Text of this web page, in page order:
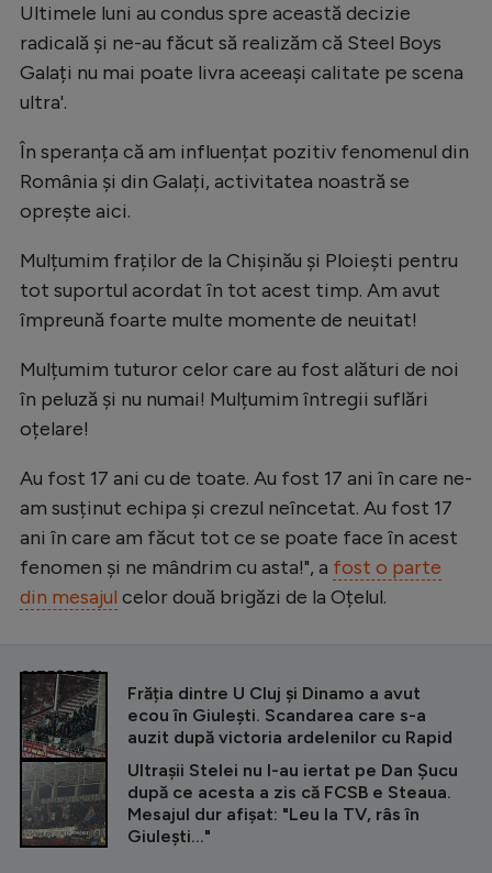
Ultimele luni au condus spre această decizie
radicală și ne-au făcut să realizăm că Steel Boys
Galați nu mai poate livra aceeași calitate pe scena
ultra'.
În speranța că am influențat pozitiv fenomenul din
România și din Galați, activitatea noastră se
oprește aici.
Mulțumim fraților de la Chișinău și Ploiești pentru
tot suportul acordat în tot acest timp. Am avut
împreună foarte multe momente de neuitat!
Mulțumim tuturor celor care au fost alături de noi
în peluză și nu numai! Mulțumim întregii suflări
oțelare!
Au fost 17 ani cu de toate. Au fost 17 ani în care ne-
am susținut echipa și crezul neîncetat. Au fost 17
ani în care am făcut tot ce se poate face în acest
fenomen și ne mândrim cu asta!", a fost o parte
din mesajul celor două brigăzi de la Oțelul.
CITEȘTE ȘI
Frăția dintre U Cluj și Dinamo a avut
ecou în Giulești. Scandarea care s-a
auzit după victoria ardelenilor cu Rapid
Ultrașii Stelei nu l-au iertat pe Dan Șucu
după ce acesta a zis că FCSB e Steaua.
Mesajul dur afișat: "Leu la TV, râs în
Giulești..."